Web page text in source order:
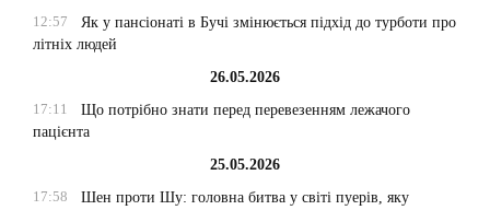
12:57
Як у пансіонаті в Бучі змінюється підхід до турботи про
літніх людей
26.05.2026
17:11
Що потрібно знати перед перевезенням лежачого
пацієнта
25.05.2026
17:58
Шен проти Шу: головна битва у світі пуерів, яку